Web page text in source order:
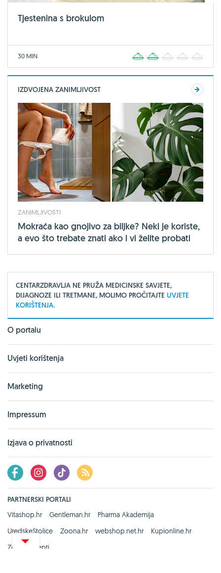
Tjestenina s brokulom
30 MIN 2 3 4
IZDVOJENA ZANIMLJIVOST
ZANIMLJIVOSTI
Mokraća kao gnojivo za biljke? Neki je koriste,
a evo što trebate znati ako i vi želite probati
CENTARZDRAVLJA NE PRUŽA MEDICINSKE SAVJETE,
DIJAGNOZE ILI TRETMANE, MOLIMO PROČITAJTE UVJETE
KORIŠTENJA.
O portalu
Uvjeti korištenja
Marketing
Impressum
Izjava o privatnosti
PARTNERSKI PORTALI
Vitashop.hr
Gentleman.hr
Pharma Akademija
UredskeStolice
Zoona.hr webshop.net.hr
Kupionline.hr
Zdravi recepti